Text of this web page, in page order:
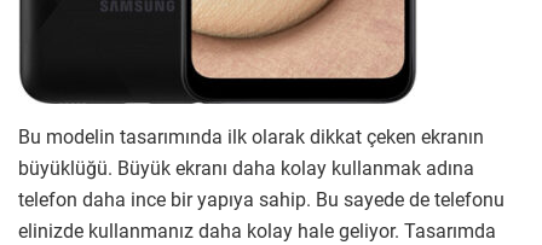
Bu modelin tasarımında ilk olarak dikkat çeken ekranın
büyüklüğü. Büyük ekranı daha kolay kullanmak adına
telefon daha ince bir yapıya sahip. Bu sayede de telefonu
elinizde kullanmanız daha kolay hale geliyor. Tasarımda